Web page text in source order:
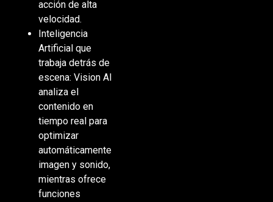
acción de alta
velocidad.
Inteligencia
Artificial que
trabaja detrás de
escena: Vision AI
analiza el
contenido en
tiempo real para
optimizar
automáticamente
imagen y sonido,
mientras ofrece
funciones